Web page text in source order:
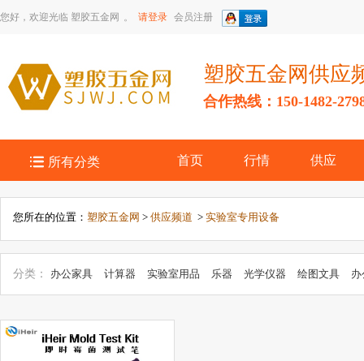
您好，欢迎光临 塑胶五金网 。 请登录 会员注册
塑胶五金网供应
合作热线：150-1482-
 所有分类 首页 行情 供应
您所在的位置： 塑胶五金网 > 供应频道 > 实验室专用设备
分类： 办公家具 计算器 实验室用品 乐器 光学仪器 绘图文具
办公文教五金
眼镜及配件 文具配件 其它教学模型、器材
文化办公
用品
教学模型、器材 复读机、学习机
公耗材